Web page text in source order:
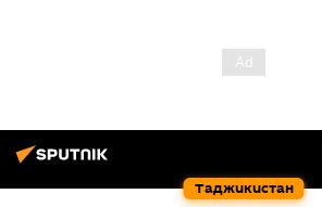
Таджикистан